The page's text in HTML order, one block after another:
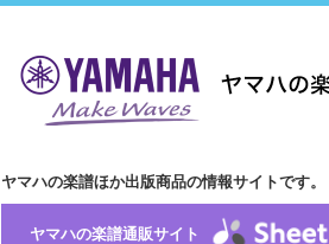
ヤマハの楽譜ほか出版商品の情報サイトです。
ヤマハの楽譜通販サイト